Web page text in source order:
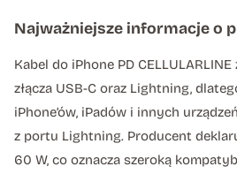
Najważniejsze informacje o
Kabel do iPhone PD
złącza USB-C oraz Lightning,
iPhone’ów, iPadów i innych
z portu Lightning. Producent
60 W, co oznacza szeroką